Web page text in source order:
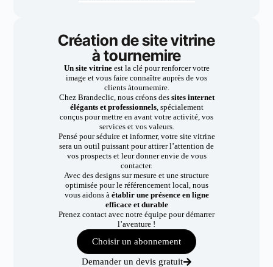
Création de site vitrine
à tournemire
Un site vitrineest la clé pour renforcer votre
image et vous faire connaître auprès de vos
clients àtournemire.
Chez Brandeclic, nous créons dessites internet
élégants et professionnels, spécialement
conçus pour mettre en avant votre activité, vos
services et vos valeurs.
Pensé pour séduire et informer, votre site vitrine
sera un outil puissant pour attirer l’attention de
vos prospects et leur donner envie de vous
contacter.
Avec des designs sur mesure et une structure
optimisée pour le référencement local, nous
vous aidons à établir une présence en ligne
efficace et durable
Prenez contact avec notre équipe pour démarrer
l’aventure !
Choisir un abonnement
Demander un devis gratuit